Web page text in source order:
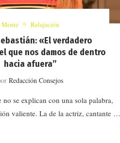
Mente Relajación
«El verdadero
que nos damos de dentro
hacia afuera”
Redacción Consejos
no se explican con una sola palabra,
valiente. La de la actriz, cantante …